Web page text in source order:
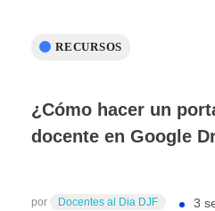
¿Cómo hacer un
docente en Google
3
por Docentes al Dia DJF
RECURSOS